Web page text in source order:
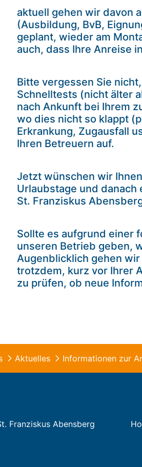
aktuell gehen wir davon
(Ausbildung, BvB,
geplant, wieder am
auch, dass Ihre Anreise
Bitte vergessen Sie
Schnelltests (nicht älter
nach Ankunft bei Ihrem
wo dies nicht so klappt
Erkrankung, Zugausfall
Ihren Betreuern auf.
Jetzt wünschen wir
Urlaubstage und danach
St. Franziskus
Sollte es aufgrund einer
unseren Betrieb geben,
Augenblicklich gehen
trotzdem, kurz vor Ihrer
zu prüfen, ob neue
Aktuelles
Franziskus Abensberg